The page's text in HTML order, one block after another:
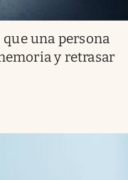
una persona
y retrasar